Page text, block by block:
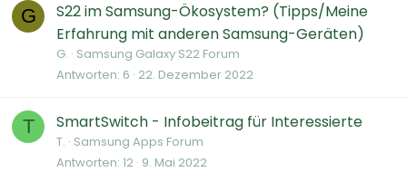
G
S22 im Samsung-Ökosystem? (Tipps/Meine
Erfahrung mit anderen Samsung-Geräten)
G. Samsung Galaxy S22 Forum
Antworten 6 22. Dezember 2022
T SmartSwitch - Infobeitrag für Interessierte
T. Samsung Apps Forum
Antworten 12 9. Mai 2022